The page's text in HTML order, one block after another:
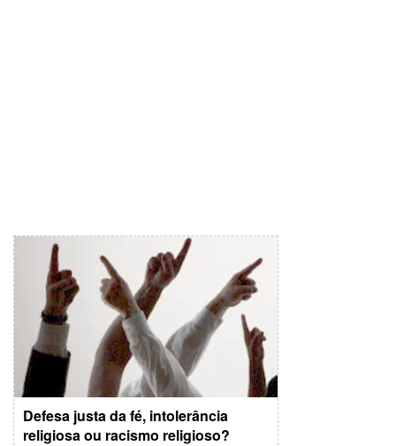
Defesa justa da fé, intolerância
religiosa ou racismo religioso?